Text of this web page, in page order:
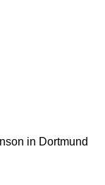
in Dortmund